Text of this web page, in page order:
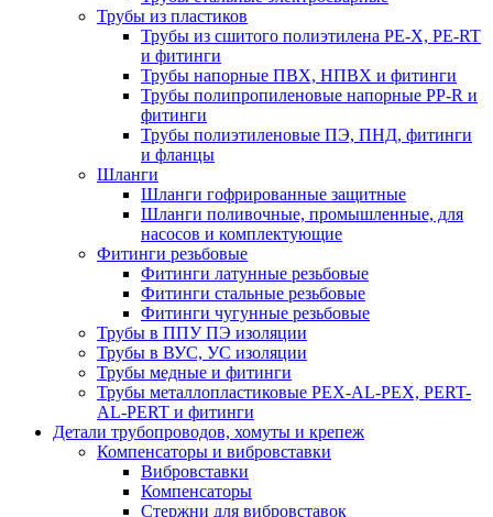
Трубы из пластиков
Трубы из сшитого полиэтилена PE-X, PE-RT
и фитинги
Трубы напорные ПВХ, НПВХ и фитинги
Трубы полипропиленовые напорные PP-R и
фитинги
Трубы полиэтиленовые ПЭ, ПНД, фитинги
и фланцы
Шланги
Шланги гофрированные защитные
Шланги поливочные, промышленные, для
насосов и комплектующие
Фитинги резьбовые
Фитинги латунные резьбовые
Фитинги стальные резьбовые
Фитинги чугунные резьбовые
Трубы в ППУ ПЭ изоляции
Трубы в ВУС, УС изоляции
Трубы медные и фитинги
Трубы металлопластиковые PEX-AL-PEX, PERT-
AL-PERT и фитинги
Детали трубопроводов, хомуты и крепеж
Компенсаторы и вибровставки
Вибровставки
Компенсаторы
Стержни для вибровставок